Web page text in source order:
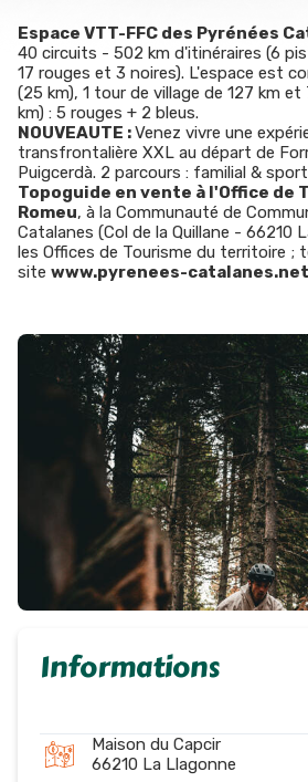
Espace VTT-FFC des Pyrénées
40 circuits - 502 km d'itinéraires (6
17 rouges et 3 noires). L'espace est
(25 km), 1 tour de village de 127 km
km) : 5 rouges + 2 bleus.
NOUVEAUTE :Venez vivre une
transfrontalière XXL au départ de
Puigcerdà. 2 parcours : familial &
Topoguide en vente à l'Office de
Romeu, à la Communauté de
Catalanes (Col de la Quillane - 66210
les Offices de Tourisme du territoire ;
site www.pyrenees-catalanes.net
Informations
Maison du Capcir
66210 La Llagonne